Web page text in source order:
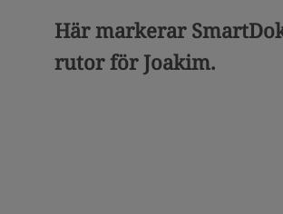
Här markerar
rutor för Joakim.